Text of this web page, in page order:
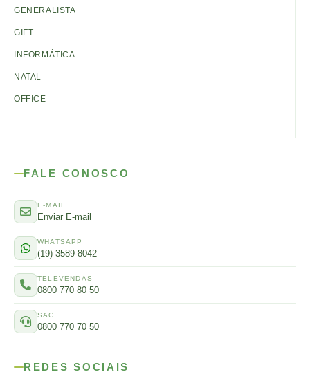
GENERALISTA
GIFT
INFORMÁTICA
NATAL
OFFICE
FALE CONOSCO
E-MAIL
Enviar E-mail
WHATSAPP
(19) 3589-8042
TELEVENDAS
0800 770 80 50
SAC
0800 770 70 50
REDES SOCIAIS